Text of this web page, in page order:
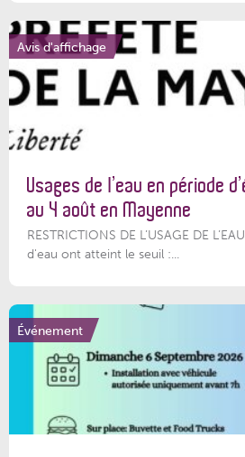
Avis d'affichage
Usages de l’eau en période
au 4 août en Mayenne
RESTRICTIONS DE L’USAGE DE
d'eau ont atteint le seuil :...
Événement